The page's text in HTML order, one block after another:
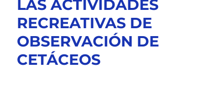
LAS ACTIVIDADES
RECREATIVAS DE
OBSERVACIÓN DE
CETÁCEOS